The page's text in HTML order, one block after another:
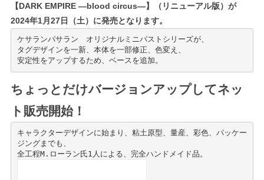
【DARK EMPIRE ―blood circus―】（リニューアル版）が
2024年1月27日（土）に発売となります。
ケサランパサラン　オリジナルミニバストシリーズが、
タグデザインを一新、本体を一部修正、色変え、
ちょっとだけバージョンアップしてネッ
ト販売開始！
キャラクターデザインに始まり、粘土原型、量産、彩色、パッケー
ジングまでも、
全工程M.ローラン氏1人による、完全ハンドメイド品。